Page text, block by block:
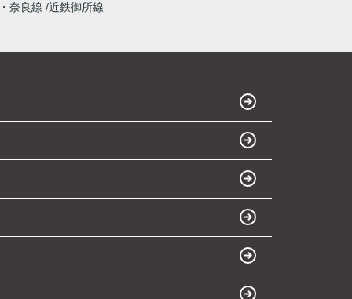
奈良線 近鉄御所線